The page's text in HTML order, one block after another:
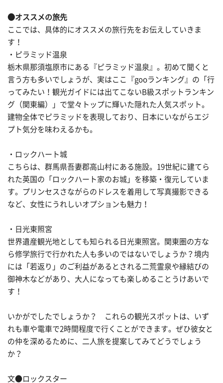
●オススメの旅先
ここでは、具体的にオススメの旅行先をお伝えしていきま
す！
・ピラミッド温泉
栃木県那須塩原市にある『ピラミッド温泉』。初めて聞くと
言う方も多いでしょうが、実はここ『gooランキング』の「行
ってみたい！観光ガイドには出てこないB級スポットランキン
グ（関東編）」で堂々トップに輝いた隠れた人気スポット。
建物全体でピラミッドを表現しており、日本にいながらエジ
プト気分を味わえるかも。
・ロックハート城
こちらは、群馬県吾妻郡高山村にある施設。19世紀に建てら
れた英国の「ロックハート家のお城」を移築・復元していま
す。プリンセスさながらのドレスを着用して写真撮影できる
など、女性にうれしいオプションも魅力！
・日光東照宮
世界遺産観光地としても知られる日光東照宮。関東圏の方な
ら修学旅行で行かれた人も多いのではないでしょうか？境内
には「若返り」のご利益があるとされる二荒霊泉や縁結びの
御神木などがあり、大人になっても楽しめることうけあいで
す！
いかがでしたでしょうか？ これらの観光スポットは、いず
れも車や電車で2時間程度で行くことができます。ぜひ彼女と
の仲を深めるために、二人旅を提案してみてどうでしょう
か？
文●ロックスター